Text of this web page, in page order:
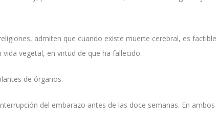
admiten que cuando existe muerte cerebral, es factible
vegetal, en virtud de que ha fallecido.
de órganos.
del embarazo antes de las doce semanas. En ambos